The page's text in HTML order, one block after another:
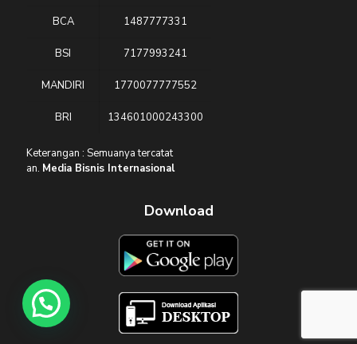
BCA 1487777331
BSI 7177993241
MANDIRI 1770077777552
BRI 134601000243300
Keterangan : Semuanya tercatat
an. Media Bisnis Internasional
Download